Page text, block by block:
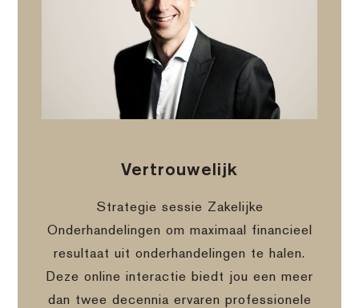
Vertrouwelijk
Strategie sessie Zakelijke
Onderhandelingen om maximaal financieel
resultaat uit onderhandelingen te halen.
Deze online interactie biedt jou een meer
dan twee decennia ervaren professionele